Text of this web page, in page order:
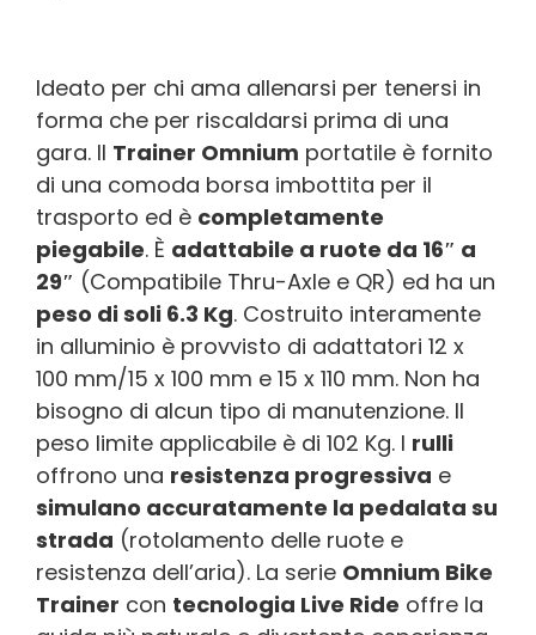
Ideato per chi ama allenarsi per tenersi in
forma che per riscaldarsi prima di una
gara. Il Trainer Omnium portatile è fornito
di una comoda borsa imbottita per il
trasporto ed è completamente
piegabile. È adattabile a ruote da 16″ a
29″ (Compatibile Thru-Axle e QR) ed ha un
peso di soli 6.3 Kg. Costruito interamente
in alluminio è provvisto di adattatori 12 x
100 mm/15 x 100 mm e 15 x 110 mm. Non ha
bisogno di alcun tipo di manutenzione. Il
peso limite applicabile è di 102 Kg. I rulli
offrono una resistenza progressiva e
simulano accuratamente la pedalata su
strada (rotolamento delle ruote e
resistenza dell’aria). La serie Omnium Bike
Trainer con tecnologia Live Ride offre la